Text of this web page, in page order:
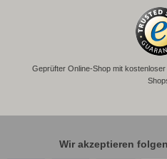
Geprüfter Online-Shop mit kostenloser
Wir akzeptieren